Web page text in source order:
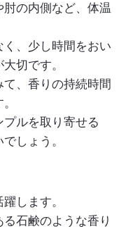
の内側など、体温
、少し時間をおい
切です。
、香りの持続時間
ルを取り寄せる
しょう。
します。
石鹸のような香り